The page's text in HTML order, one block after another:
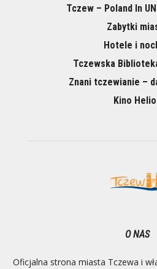
Tczew – Poland In
Zabytki
Hotele i
Tczewska
Znani tczewianie –
Kino
O NAS
Oficjalna strona miasta Tczewa i